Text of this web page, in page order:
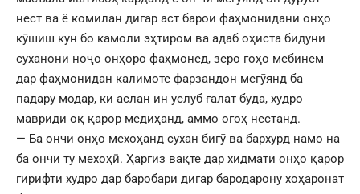
нест ва ё комилан дигар аст барои фаҳмонидани онҳо
кӯшиш кун бо камоли эҳтиром ва адаб оҳиста бидуни
суханони ноҷо онҳоро фаҳмонед, зеро гоҳо мебинем
дар фаҳмонидан калимоте фарзандон мегӯянд ба
падару модар, ки аслан ин услуб ғалат буда, худро
мавриди оқ қарор медиҳанд, аммо огоҳ нестанд.
— Ба ончи онҳо мехоҳанд сухан бигӯ ва бархурд намо на
ба ончи ту мехоҳӣ. Ҳаргиз вақте дар хидмати онҳо қарор
гирифти худро дар баробари дигар бародарону хоҳаронат